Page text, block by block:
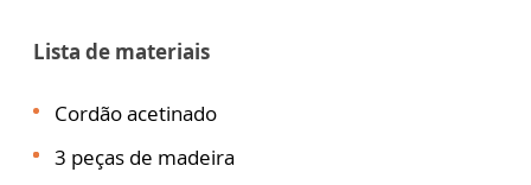
Lista de materiais
Cordão acetinado
3 peças de madeira